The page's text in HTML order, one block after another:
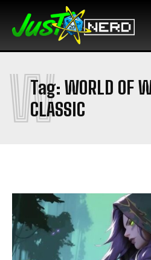
Tag: WORLD OF
CLASSIC
W